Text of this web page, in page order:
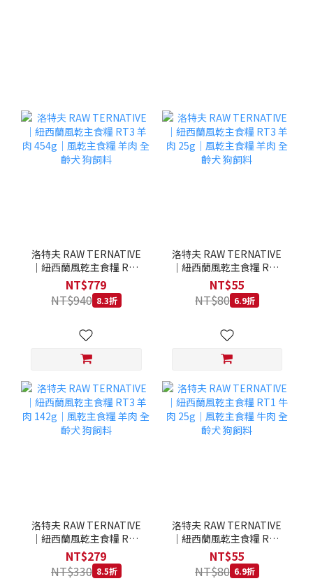
洛特夫 RAW TERNATIVE
｜紐西蘭風乾主食糧 RT3
羊肉 454g｜風乾主食糧 羊
肉 全齡犬 狗飼料
NT$779
NT$940 8.3折
洛特夫 RAW TERNATIVE
｜紐西蘭風乾主食糧 RT3
羊肉 25g｜風乾主食糧 羊
肉 全齡犬 狗飼料
NT$55
NT$80 6.9折
洛特夫 RAW TERNATIVE
｜紐西蘭風乾主食糧 RT3
羊肉 142g｜風乾主食糧 羊
肉 全齡犬 狗飼料
NT$279
NT$330 8.5折
洛特夫 RAW TERNATIVE
｜紐西蘭風乾主食糧 RT1
牛肉 25g｜風乾主食糧 牛
肉 全齡犬 狗飼料
NT$55
NT$80 6.9折